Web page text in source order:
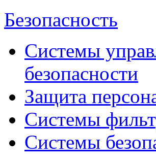
Безопасность
Системы
безопасности
Защита
Системы
Системы